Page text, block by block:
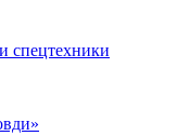
спецтехники